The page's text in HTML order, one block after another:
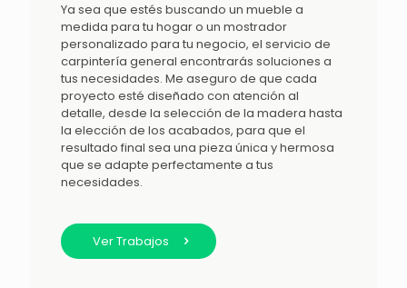
Ya sea que estés buscando un mueble a
medida para tu hogar o un mostrador
personalizado para tu negocio, el servicio de
carpintería general encontrarás soluciones a
tus necesidades. Me aseguro de que cada
proyecto esté diseñado con atención al
detalle, desde la selección de la madera hasta
la elección de los acabados, para que el
resultado final sea una pieza única y hermosa
que se adapte perfectamente a tus
necesidades.
Ver Trabajos